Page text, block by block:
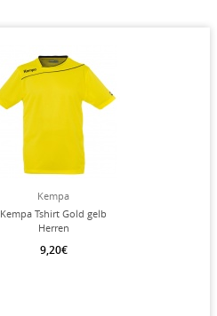
Kempa
Kempa Tshirt Gold gelb
Herren
9,20€